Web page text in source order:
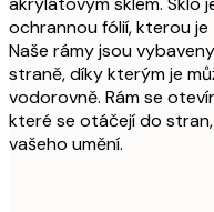
ochrannou fólií, kterou
Naše rámy jsou
straně, díky kterým je
vodorovně. Rám se
které se otáčejí do
vašeho umění.